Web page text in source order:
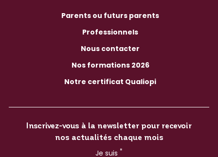
Parents ou futurs parents
Professionnels
Nous contacter
Nos formations 2026
Notre certificat Qualiopi
Inscrivez-vous à la newsletter pour recevoir
nos actualités chaque mois
Je suis *